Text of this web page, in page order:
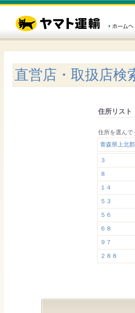
直営店・取扱店検
住所リスト
住所を選んで
青森県上北
３
８
１４
５３
５６
６８
９７
２８８